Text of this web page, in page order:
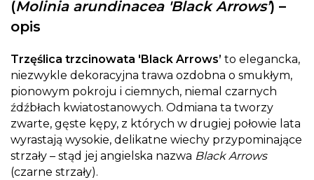
(Molinia arundinacea 'Black Arrows’) –
opis
Trzęślica trzcinowata 'Black Arrows’ to elegancka,
niezwykle dekoracyjna trawa ozdobna o smukłym,
pionowym pokroju i ciemnych, niemal czarnych
źdźbłach kwiatostanowych. Odmiana ta tworzy
zwarte, gęste kępy, z których w drugiej połowie lata
wyrastają wysokie, delikatne wiechy przypominające
strzały – stąd jej angielska nazwa Black Arrows
(czarne strzały).